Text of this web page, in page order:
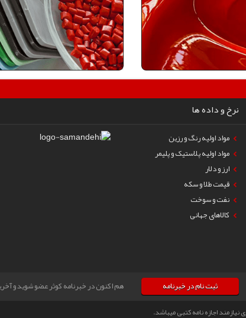
نرخ و داده ها
مواد اولیه رنگ و رزین
مواد اولیه پلاستیک و پلیمر
ارز و دلار
قیمت طلا و سکه
نفت و سوخت
کالاهای جهانی
ثبت نام در خبرنامه هم اکنون در خبرنامه کوثر عضو شوید و
اجازه نامه کتبی میباشد.